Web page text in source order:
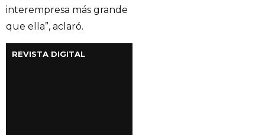
interempresa más grande
que ella”, aclaró.
REVISTA DIGITAL